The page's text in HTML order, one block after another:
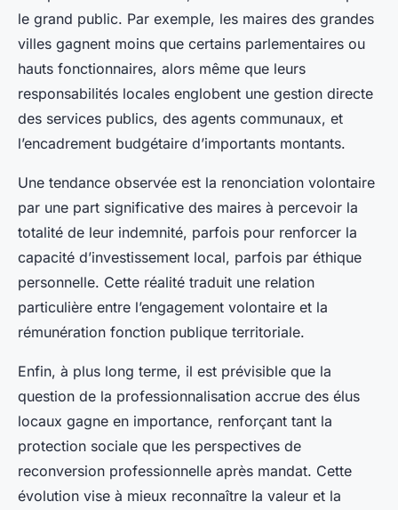
le grand public. Par exemple, les maires des grandes
villes gagnent moins que certains parlementaires ou
hauts fonctionnaires, alors même que leurs
responsabilités locales englobent une gestion directe
des services publics, des agents communaux, et
l’encadrement budgétaire d’importants montants.
Une tendance observée est la renonciation volontaire
par une part significative des maires à percevoir la
totalité de leur indemnité, parfois pour renforcer la
capacité d’investissement local, parfois par éthique
personnelle. Cette réalité traduit une relation
particulière entre l’engagement volontaire et la
rémunération fonction publique territoriale.
Enfin, à plus long terme, il est prévisible que la
question de la professionnalisation accrue des élus
locaux gagne en importance, renforçant tant la
protection sociale que les perspectives de
reconversion professionnelle après mandat. Cette
évolution vise à mieux reconnaître la valeur et la